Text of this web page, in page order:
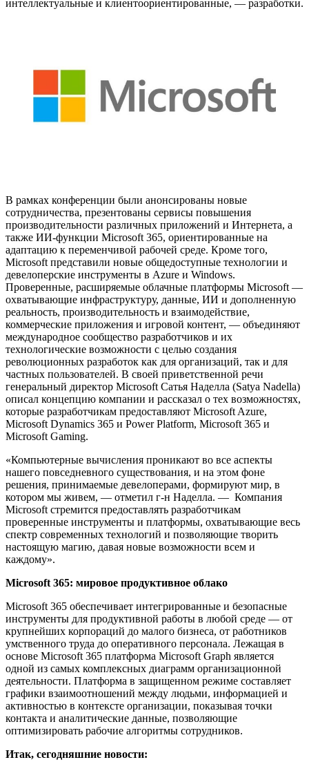
интеллектуальные и клиентоориентированные, — разработки.
В рамках конференции были анонсированы новые
сотрудничества, презентованы сервисы повышения
производительности различных приложений и Интернета, а
также ИИ-функции Microsoft 365, ориентированные на
адаптацию к переменчивой рабочей среде. Кроме того,
Microsoft представили новые общедоступные технологии и
девелоперские инструменты в Azure и Windows.
Проверенные, расширяемые облачные платформы Microsoft —
охватывающие инфраструктуру, данные, ИИ и дополненную
реальность, производительность и взаимодействие,
коммерческие приложения и игровой контент, — объединяют
международное сообщество разработчиков и их
технологические возможности с целью создания
революционных разработок как для организаций, так и для
частных пользователей. В своей приветственной речи
генеральный директор Microsoft Сатья Наделла (Satya Nadella)
описал концепцию компании и рассказал о тех возможностях,
которые разработчикам предоставляют Microsoft Azure,
Microsoft Dynamics 365 и Power Platform, Microsoft 365 и
Microsoft Gaming.
«Компьютерные вычисления проникают во все аспекты
нашего повседневного существования, и на этом фоне
решения, принимаемые девелоперами, формируют мир, в
котором мы живем, — отметил г-н Наделла. — Компания
Microsoft стремится предоставлять разработчикам
проверенные инструменты и платформы, охватывающие весь
спектр современных технологий и позволяющие творить
настоящую магию, давая новые возможности всем и
каждому».
Microsoft 365: мировое продуктивное облако
Microsoft 365 обеспечивает интегрированные и безопасные
инструменты для продуктивной работы в любой среде — от
крупнейших корпораций до малого бизнеса, от работников
умственного труда до оперативного персонала. Лежащая в
основе Microsoft 365 платформа Microsoft Graph является
одной из самых комплексных диаграмм организационной
деятельности. Платформа в защищенном режиме составляет
графики взаимоотношений между людьми, информацией и
активностью в контексте организации, показывая точки
контакта и аналитические данные, позволяющие
оптимизировать рабочие алгоритмы сотрудников.
Итак, сегодняшние новости: